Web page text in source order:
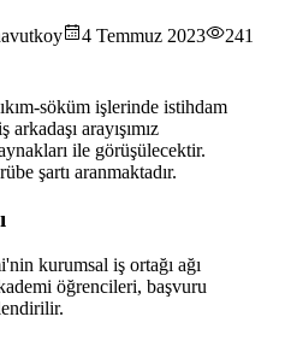
4 Temmuz 2023
241
söküm işlerinde istihdam
arayışımız
ile görüşülecektir.
şartı aranmaktadır.
kurumsal iş ortağı ağı
öğrencileri, başvuru